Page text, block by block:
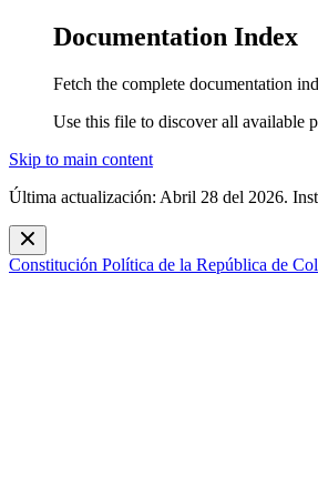
Documentation Index
Fetch the complete documentation
Use this file to discover all available
Skip to main content
Última actualización: Abril 28 del 2026.
Constitución Política de la República de